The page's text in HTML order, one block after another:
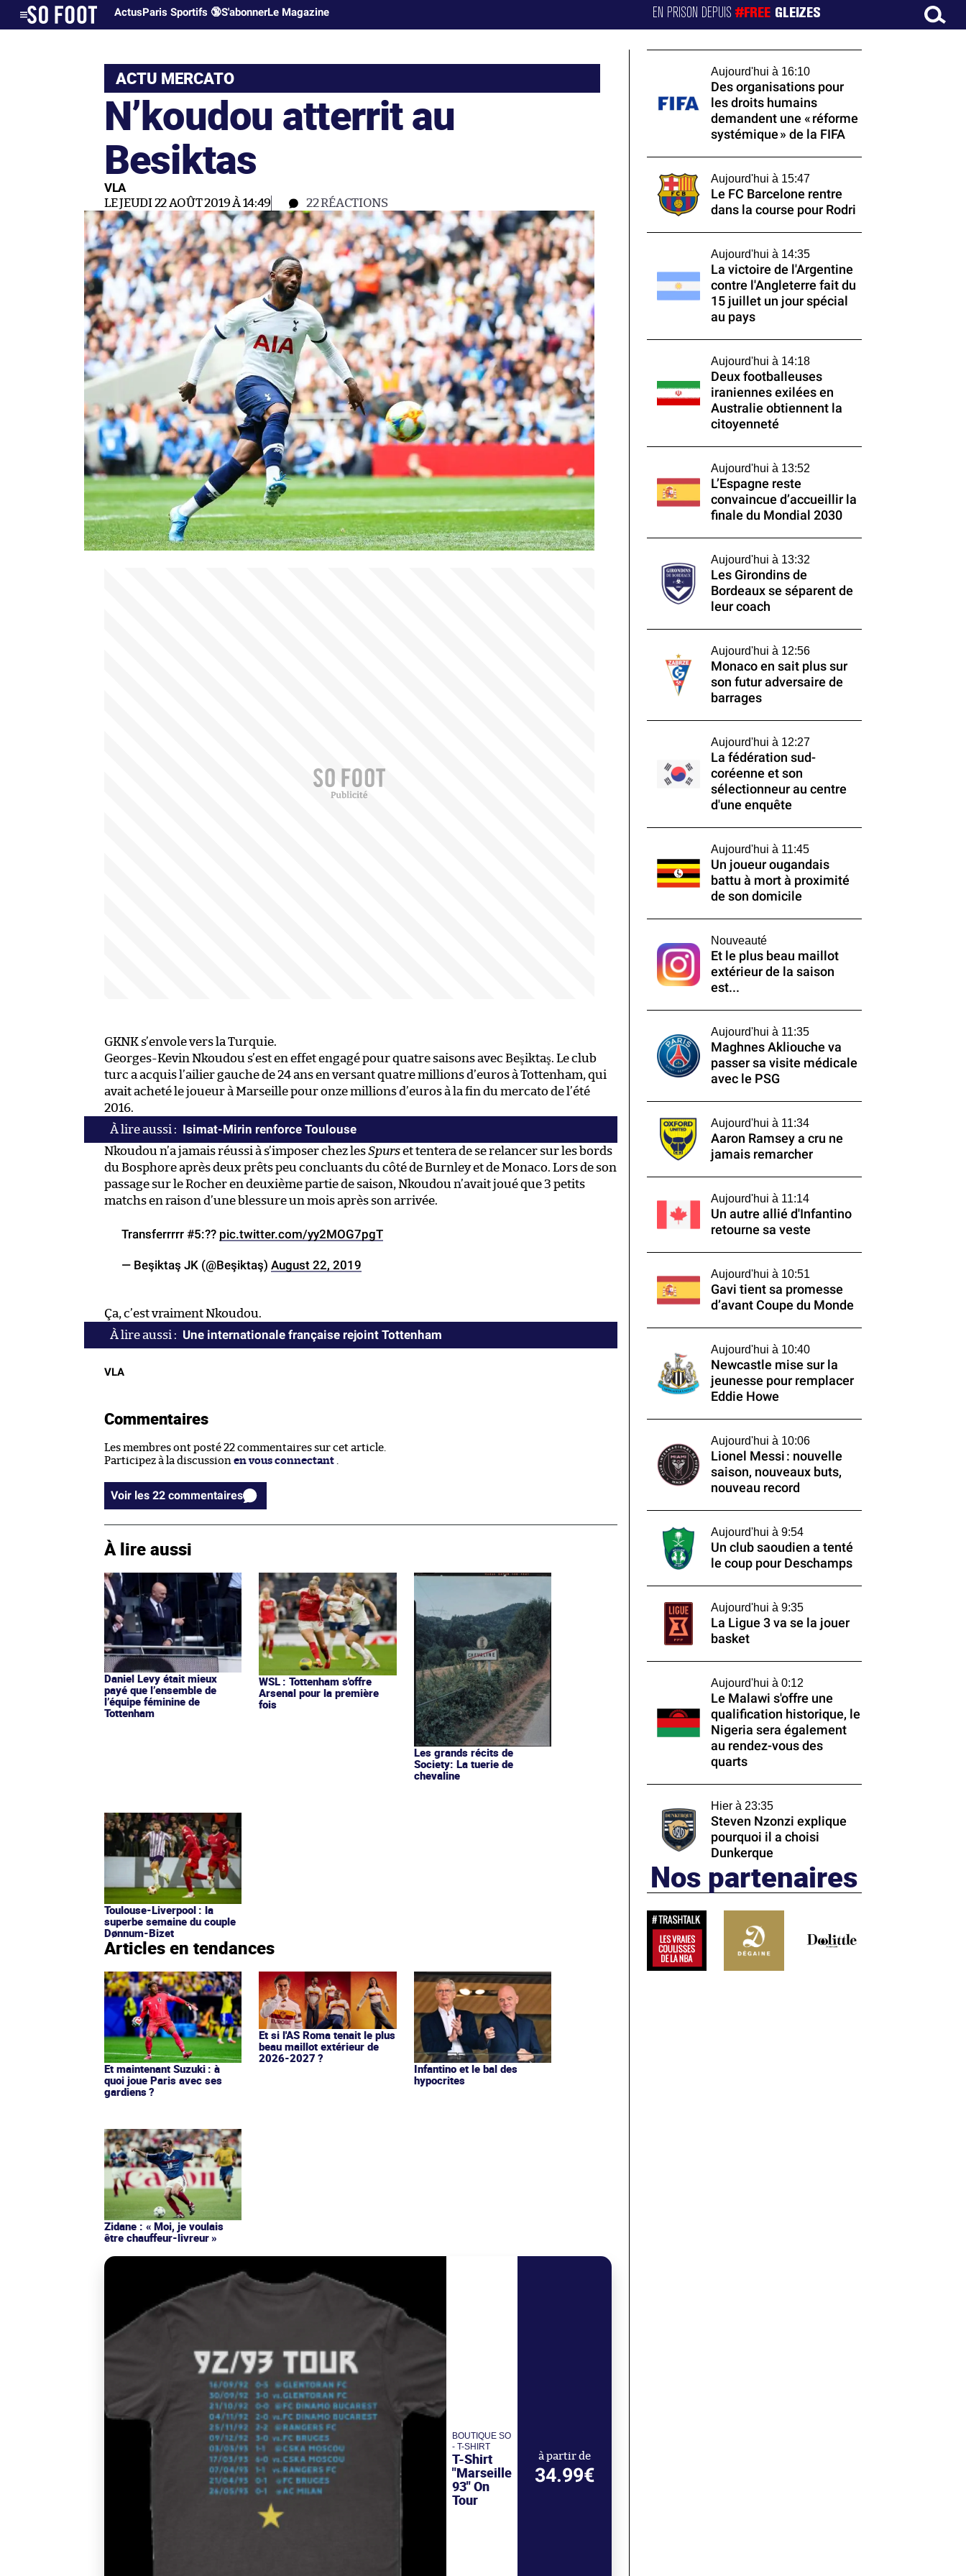
ActusParis Sportifs 🔞S'abonnerLe Magazine EN PRISON DEPUIS#FREE GLEIZES
ACTU MERCATO
N’koudou atterrit au
Besiktas
VLA
LE JEUDI 22 AOÛT 2019 À 14:49 22RÉACTIONS
GKNK s’envole vers la Turquie.
Georges-Kevin Nkoudou s’est en effet engagé pour quatre saisons avec Beşiktaş. Le club
turc a acquis l’ailier gauche de 24 ans en versant quatre millions d’euros à Tottenham, qui
avait acheté le joueur à Marseille pour onze millions d’euros à la fin du mercato de l’été
2016.
Isimat-Mirin renforce Toulouse
Nkoudou n’a jamais réussi à s’imposer chez lesSpurset tentera de se relancer sur les bords
du Bosphore après deux prêts peu concluants du côté de Burnley et de Monaco. Lors de son
passage sur le Rocher en deuxième partie de saison, Nkoudou n’avait joué que 3 petits
matchs en raison d’une blessure un mois après son arrivée.
Transferrrrr #5:?? pic.twitter.com/yy2MOG7pgT
— Beşiktaş JK (@Beşiktaş) August 22, 2019
Ça, c’est vraiment Nkoudou.
Une internationale française rejoint Tottenham
VLA
Commentaires
Les membres ont posté 22 commentaires sur cet article.
Participez à la discussion en vous connectant .
Voir les 22 commentaires
À lire aussi
Daniel Levy était mieux
payé que l’ensemble de
l’équipe féminine de
Tottenham
WSL : Tottenham s'offre
Arsenal pour la première
fois
Les grands récits de
Society: La tuerie de
chevaline
Toulouse-Liverpool : la
superbe semaine du couple
Dønnum-Bizet
Articles en tendances
Et maintenant Suzuki : à
quoi joue Paris avec ses
gardiens ?
Et si l'AS Roma tenait le plus
beau maillot extérieur de
2026-2027 ?
Infantino et le bal des
hypocrites
Zidane : « Moi, je voulais
être chauffeur-livreur »
BOUTIQUE SO
- T-SHIRT
T-Shirt
"Marseille
93" On
Tour
à partir de
34.99€
Aujourd'hui à 16:10
Des organisations pour
les droits humains
demandent une « réforme
systémique » de la FIFA
Aujourd'hui à 15:47
Le FC Barcelone rentre
dans la course pour Rodri
Aujourd'hui à 14:35
La victoire de l'Argentine
contre l'Angleterre fait du
15 juillet un jour spécial
au pays
Aujourd'hui à 14:18
Deux footballeuses
iraniennes exilées en
Australie obtiennent la
citoyenneté
Aujourd'hui à 13:52
L’Espagne reste
convaincue d’accueillir la
finale du Mondial 2030
Aujourd'hui à 13:32
Les Girondins de
Bordeaux se séparent de
leur coach
Aujourd'hui à 12:56
Monaco en sait plus sur
son futur adversaire de
barrages
Aujourd'hui à 12:27
La fédération sud-
coréenne et son
sélectionneur au centre
d'une enquête
Aujourd'hui à 11:45
Un joueur ougandais
battu à mort à proximité
de son domicile
Nouveauté
Et le plus beau maillot
extérieur de la saison
est...
Aujourd'hui à 11:35
Maghnes Akliouche va
passer sa visite médicale
avec le PSG
Aujourd'hui à 11:34
Aaron Ramsey a cru ne
jamais remarcher
Aujourd'hui à 11:14
Un autre allié d'Infantino
retourne sa veste
Aujourd'hui à 10:51
Gavi tient sa promesse
d’avant Coupe du Monde
Aujourd'hui à 10:40
Newcastle mise sur la
jeunesse pour remplacer
Eddie Howe
Aujourd'hui à 10:06
Lionel Messi : nouvelle
saison, nouveaux buts,
nouveau record
Aujourd'hui à 9:54
Un club saoudien a tenté
le coup pour Deschamps
Aujourd'hui à 9:35
La Ligue 3 va se la jouer
basket
Aujourd'hui à 0:12
Le Malawi s'offre une
qualification historique, le
Nigeria sera également
au rendez-vous des
quarts
Hier à 23:35
Steven Nzonzi explique
pourquoi il a choisi
Dunkerque
Nos partenaires